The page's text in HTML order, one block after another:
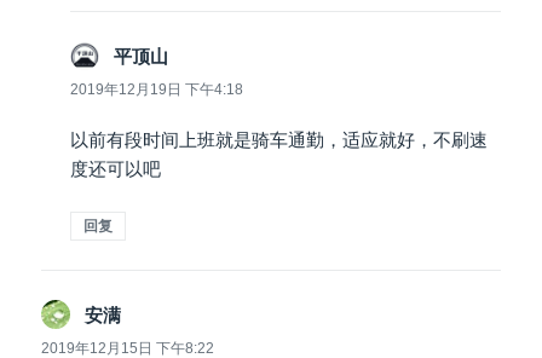
平顶山
道：
2019年12月19日 下午4:18
以前有段时间上班就是骑车通勤，适应就好，不刷速
度还可以吧
回复
安满
道：
2019年12月15日 下午8:22